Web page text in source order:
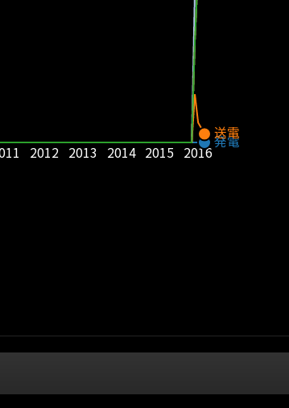
2012 2013 2014 2015 2016
発電
送電